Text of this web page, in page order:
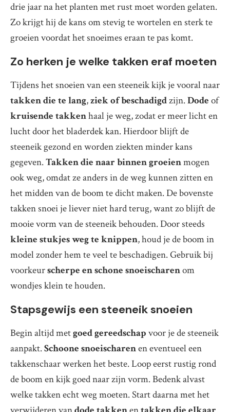
drie jaar na het planten met rust moet worden gelaten.
Zo krijgt hij de kans om stevig te wortelen en sterk te
groeien voordat het snoeimes eraan te pas komt.
Zo herken je welke takken eraf moeten
Tijdens het snoeien van een steeneik kijk je vooral naar
takken die te lang,ziek of beschadigdzijn.Dode of
kruisende takkenhaal je weg, zodat er meer licht en
lucht door het bladerdek kan. Hierdoor blijft de
steeneik gezond en worden ziekten minder kans
gegeven.Takken die naar binnen groeienmogen
ook weg, omdat ze anders in de weg kunnen zitten en
het midden van de boom te dicht maken. De bovenste
takken snoei je liever niet hard terug, want zo blijft de
mooie vorm van de steeneik behouden. Door steeds
kleine stukjes weg te knippen, houd je de boom in
model zonder hem te veel te beschadigen. Gebruik bij
voorkeurscherpe en schone snoeischarenom
wondjes klein te houden.
Stapsgewijs een steeneik snoeien
Begin altijd metgoed gereedschap voor je de steeneik
aanpakt.Schoone snoeischarenen eventueel een
takkenschaar werken het beste. Loop eerst rustig rond
de boom en kijk goed naar zijn vorm. Bedenk alvast
welke takken echt weg moeten. Start daarna met het